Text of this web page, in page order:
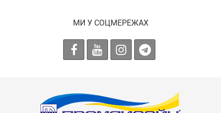
МИ У СОЦМЕРЕЖАХ